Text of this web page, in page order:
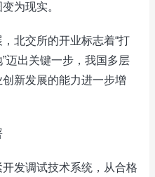
为现实。
北交所的开业标志着“打
迈出关键一步，我国多层
新发展的能力进一步增
发调试技术系统，从合格